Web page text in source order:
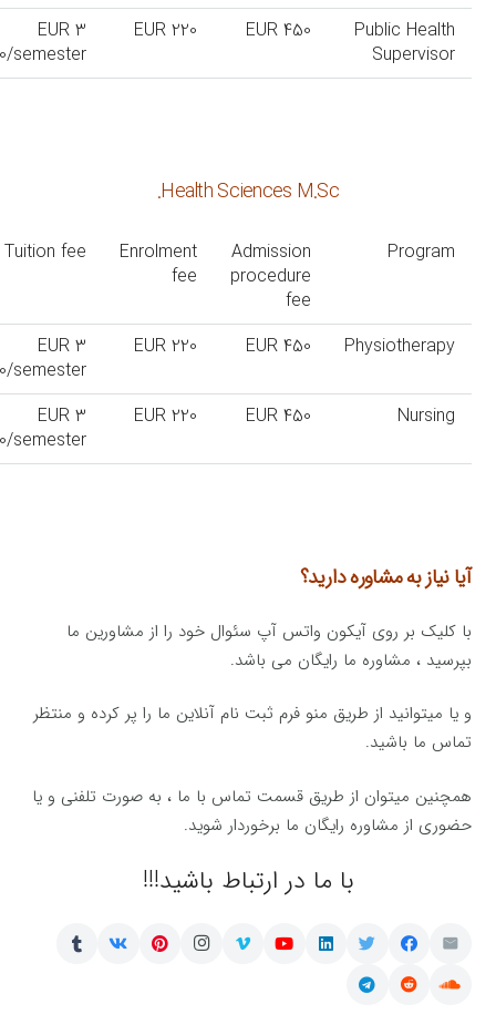
Public Health
Supervisor
EUR 450
EUR 220
EUR 3
semester
Health Sciences M.Sc.
Program
Admission
procedure
fee
Enrolment
fee
Tuition fee
Physiotherapy
EUR 450
EUR 220
EUR 3
semester
Nursing
EUR 450
EUR 220
EUR 3
semester
آیا نیاز به مشاوره دارید؟
با کلیک بر روی آیکون واتس آپ سئوال خود را از مشاورین ما
بپرسید ، مشاوره ما رایگان می باشد.
و یا میتوانید از طریق منو فرم ثبت نام آنلاین ما را پر کرده و منتظر
تماس ما باشید.
همچنین میتوان از طریق قسمت تماس با ما ، به صورت تلفنی و یا
حضوری از مشاوره رایگان ما برخوردار شوید.
با ما در ارتباط باشید!!!